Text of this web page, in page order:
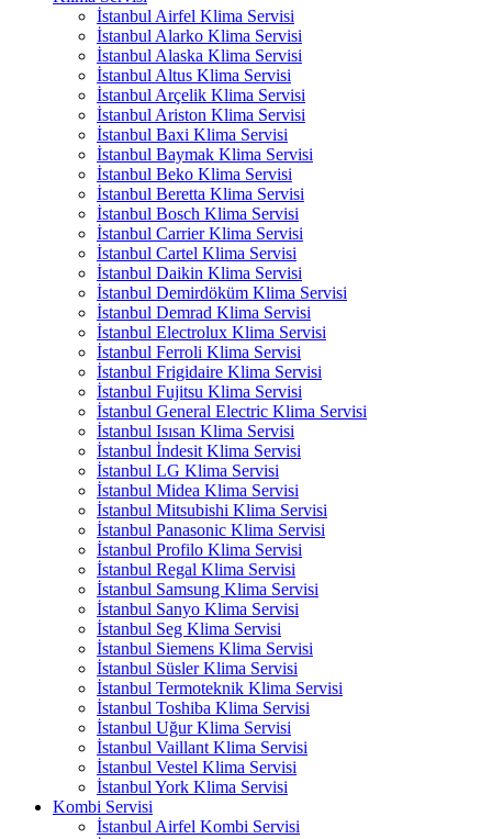
İstanbul Airfel Klima Servisi
İstanbul Alarko Klima Servisi
İstanbul Alaska Klima Servisi
İstanbul Altus Klima Servisi
İstanbul Arçelik Klima Servisi
İstanbul Ariston Klima Servisi
İstanbul Baxi Klima Servisi
İstanbul Baymak Klima Servisi
İstanbul Beko Klima Servisi
İstanbul Beretta Klima Servisi
İstanbul Bosch Klima Servisi
İstanbul Carrier Klima Servisi
İstanbul Cartel Klima Servisi
İstanbul Daikin Klima Servisi
İstanbul Demirdöküm Klima Servisi
İstanbul Demrad Klima Servisi
İstanbul Electrolux Klima Servisi
İstanbul Ferroli Klima Servisi
İstanbul Frigidaire Klima Servisi
İstanbul Fujitsu Klima Servisi
İstanbul General Electric Klima Servisi
İstanbul Isısan Klima Servisi
İstanbul İndesit Klima Servisi
İstanbul LG Klima Servisi
İstanbul Midea Klima Servisi
İstanbul Mitsubishi Klima Servisi
İstanbul Panasonic Klima Servisi
İstanbul Profilo Klima Servisi
İstanbul Regal Klima Servisi
İstanbul Samsung Klima Servisi
İstanbul Sanyo Klima Servisi
İstanbul Seg Klima Servisi
İstanbul Siemens Klima Servisi
İstanbul Süsler Klima Servisi
İstanbul Termoteknik Klima Servisi
İstanbul Toshiba Klima Servisi
İstanbul Uğur Klima Servisi
İstanbul Vaillant Klima Servisi
İstanbul Vestel Klima Servisi
İstanbul York Klima Servisi
Kombi Servisi
İstanbul Airfel Kombi Servisi